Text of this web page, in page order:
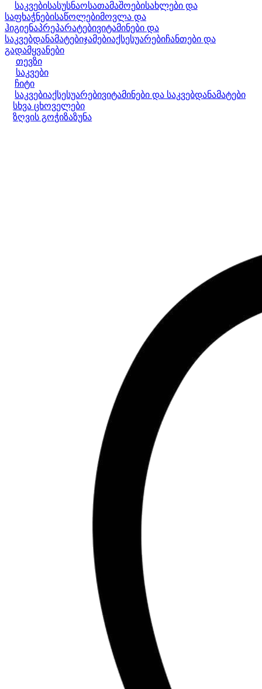
საკვებისასუსნაოსათამაშოებისახლები და
საფხაჭნებისაწოლებიმოვლა და
ჰიგიენაპრეპარატებივიტამინები და
საკვებდანამატებიჯამებიაქსესუარებიჩანთები და
გადამყვანები
თევზი
საკვები
ჩიტი
საკვებიაქსესუარებივიტამინები და საკვებდანამატები
სხვა ცხოველები
ზღვის გოჭიზაზუნა